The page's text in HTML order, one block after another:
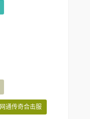
网通传奇合击服